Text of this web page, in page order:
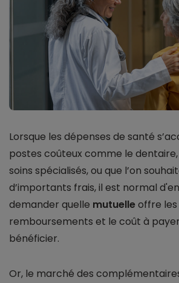
Lorsque les dépenses de santé
postes coûteux comme le dentaire,
soins spécialisés, ou que l’on
d’importants frais, il est normal
demander quelle mutuelleoffre
remboursements et le coût à
bénéficier.
Or, le marché des